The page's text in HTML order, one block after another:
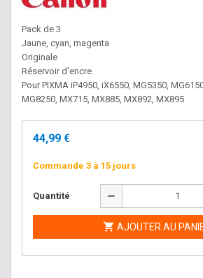
Pack de 3
Jaune, cyan, magenta
Originale
Réservoir d'encre
Pour PIXMA iP4950, iX6550, MG5350,
MG8250, MX715, MX885, MX892, MX895
44,99 €
Commande 3 à 15 jours
Quantité remove
 AJOUTER AU